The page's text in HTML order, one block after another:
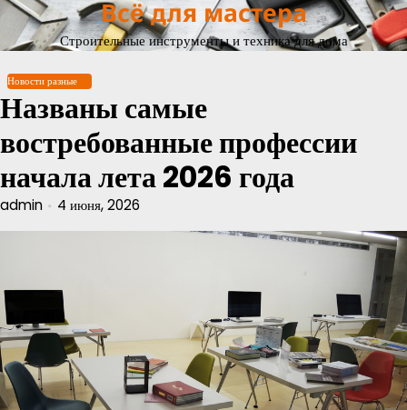
Перейти
содержимому
Всё для мастера
Строительные инструменты и техника для дома
Новости разные
Названы самые
востребованные профессии
начала лета 2026 года
admin 4 июня, 2026